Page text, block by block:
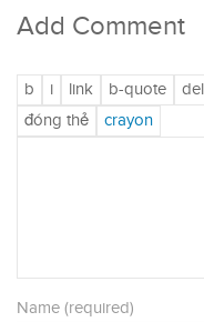
Add Comment
Name (required)